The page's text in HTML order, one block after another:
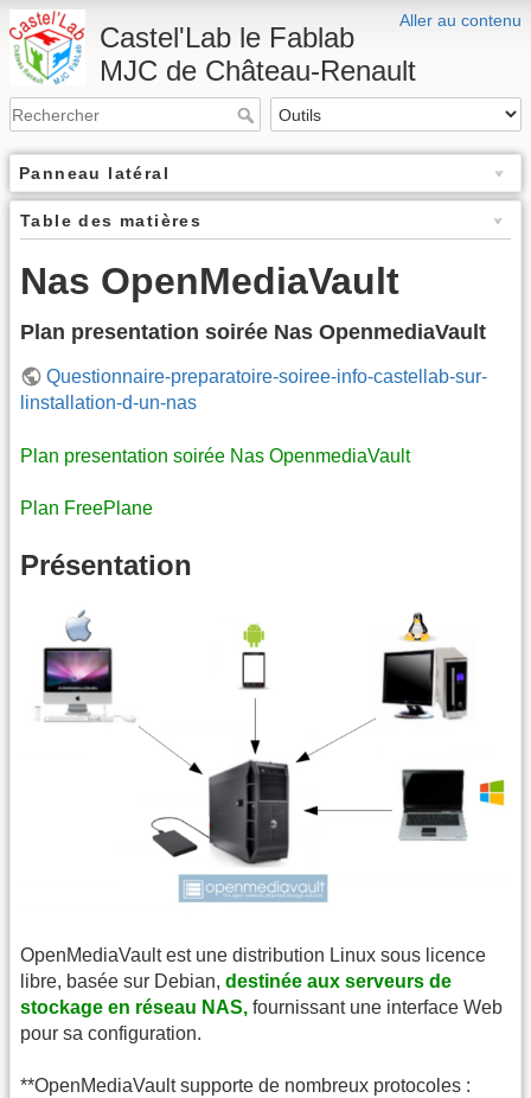
Aller au contenu
Castel'Lab le Fablab
MJC de Château-Renault
Panneau latéral
Table des matières
Nas OpenMediaVault
Plan presentation soirée Nas OpenmediaVault
Questionnaire-preparatoire-soiree-info-castellab-sur-
linstallation-d-un-nas
Plan presentation soirée Nas OpenmediaVault
Plan FreePlane
Présentation
OpenMediaVault est une distribution Linux sous licence
libre, basée sur Debian, destinée aux serveurs de
stockage en réseau NAS, fournissant une interface Web
pour sa configuration.
**OpenMediaVault supporte de nombreux protocoles :